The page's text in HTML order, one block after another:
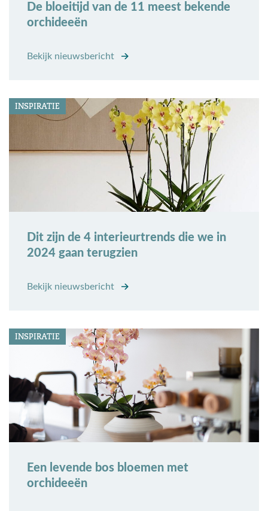
De bloeitijd van de 11 meest bekende
orchideeën
Bekijk nieuwsbericht
INSPIRATIE
Dit zijn de 4 interieurtrends die we in
2024 gaan terugzien
Bekijk nieuwsbericht
INSPIRATIE
Een levende bos bloemen met
orchideeën